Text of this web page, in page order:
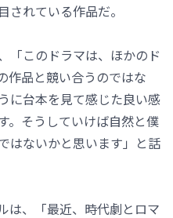
れている作品だ。
「このドラマは、ほかのド
作品と競い合うのではな
に台本を見て感じた良い感
。そうしていけば自然と僕
はないかと思います」と話
は、「最近、時代劇とロマ